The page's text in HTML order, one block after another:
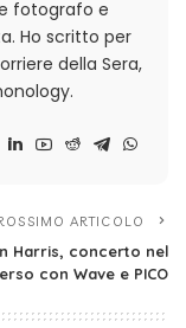
fotografo e
Ho scritto per
della Sera,
ARTICOLO
Harris, concerto nel
con Wave e PICO